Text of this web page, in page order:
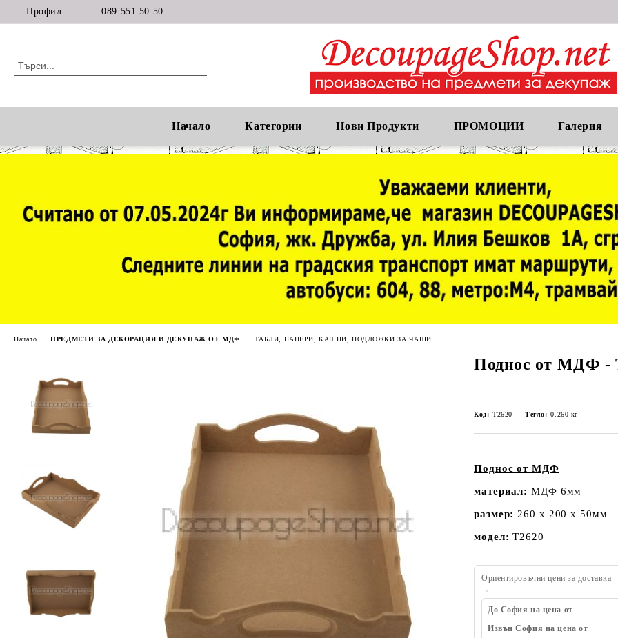
Профил 089 551 50 50
Начало Категории Нови Продукти ПРОМОЦИИ Галерия
Начало ПРЕДМЕТИ ЗА ДЕКОРАЦИЯ И ДЕКУПАЖ ОТ МДФ ТАБЛИ, ПАНЕРИ, КАШПИ, ПОДЛОЖКИ ЗА ЧАШИ
Поднос от МДФ -
Код: Т2620 Тегло: 0.260 кг
Поднос от МДФ
материал: МДФ 6мм
размер:260 х 200 х 50мм
модел: Т2620
Ориентировъчни цени за доставка
До София на цена от
Извън София на цена от